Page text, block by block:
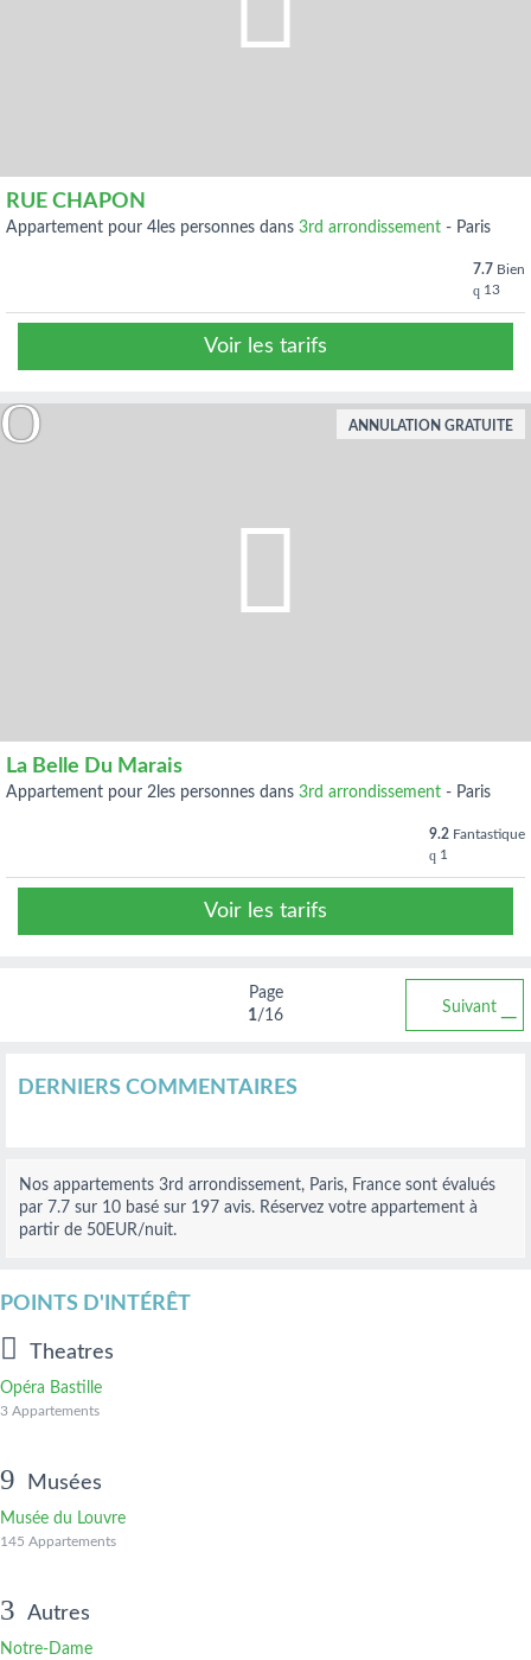
RUE CHAPON
appartement pour 4les personnes dans 3rd arrondissement - Paris
7.7 Bien
13
Voir les tarifs
La Belle Du Marais
appartement pour 2les personnes dans 3rd arrondissement - Paris
9.2 Fantastique
1
Voir les tarifs
ANNULATION GRATUITE
Page
1/16 Suivant
DERNIERS COMMENTAIRES
Nos appartements 3rd arrondissement, Paris, France sont évalués
par 7.7 sur 10 basé sur 197 avis. Réservez votre appartement à
partir de 50EUR/nuit.
POINTS D'INTÉRÊT
Theatres
Opéra Bastille
3 Appartements
Musées
Musée du Louvre
145 Appartements
Autres
Notre-Dame